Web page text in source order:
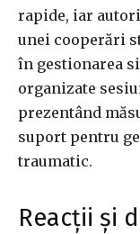
rapide, iar
unei cooperări
în gestionarea
organizate
prezentând
suport pentru
traumatic.
Reacții și